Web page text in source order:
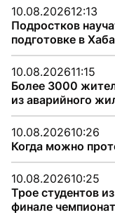
10.08.202612:13
Подростков
подготовке в
10.08.202611:15
Более 3000
из аварийного
10.08.202610:26
Когда можно
10.08.202610:25
Трое студентов
финале